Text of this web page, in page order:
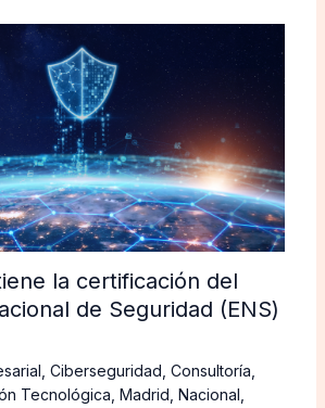
la certificación del
de Seguridad (ENS)
, Ciberseguridad, Consultoría,
Tecnológica, Madrid, Nacional,